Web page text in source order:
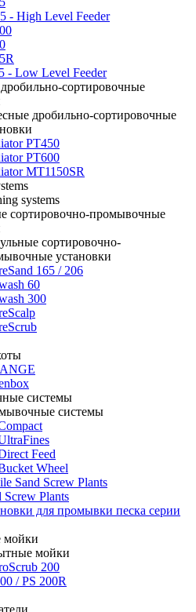
- High Level Feeder
- Low Level Feeder
сортировочные
дробильно-сортировочные
PT450
PT600
MT1150SR
systems
сортировочно-промывочные
сортировочно-
установки
165 / 206
60
300
системы
системы
Feed
Wheel
Sand Screw Plants
Screw Plants
для промывки песка серии
мойки
мойки
200
/ PS 200R